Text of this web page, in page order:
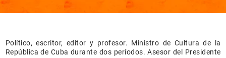
Político, escritor, editor y profesor. Ministro de Cultura de la
República de Cuba durante dos períodos. Asesor del Presidente